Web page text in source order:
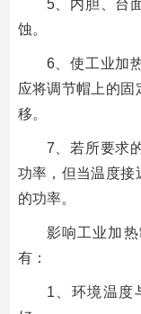
5、内胆、台
蚀。
6、使工业加
应将调节帽上的固
移。
7、若所要求
功率，但当温度接
的功率。
影响工业加
有：
1、环境温度